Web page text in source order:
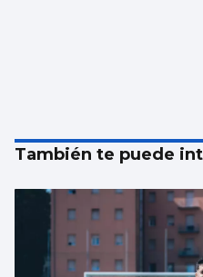
También te puede